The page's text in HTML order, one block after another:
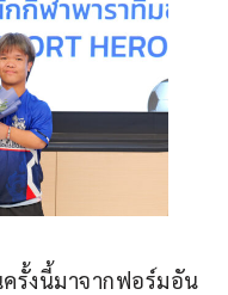
รั้งนี้มาจากฟอร์มอัน